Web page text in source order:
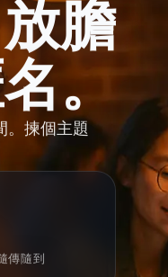
膽
。
。揀個主題
傳隨到